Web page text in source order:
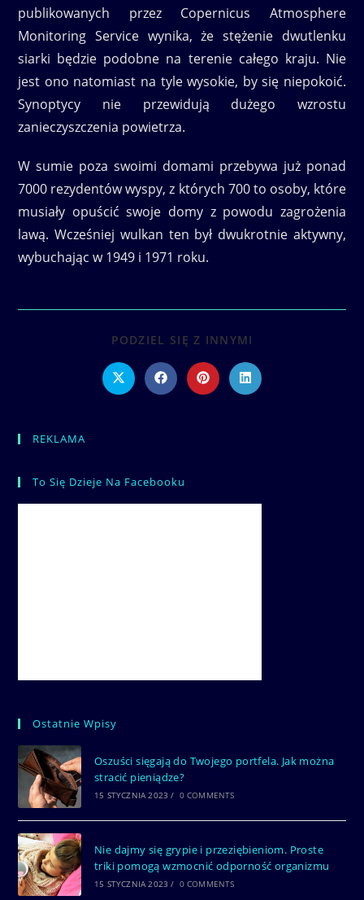
publikowanych przez Copernicus Atmosphere
Monitoring Service wynika, że stężenie dwutlenku
siarki będzie podobne na terenie całego kraju. Nie
jest ono natomiast na tyle wysokie, by się niepokoić.
Synoptycy nie przewidują dużego wzrostu
zanieczyszczenia powietrza.
W sumie poza swoimi domami przebywa już ponad
7000 rezydentów wyspy, z których 700 to osoby, które
musiały opuścić swoje domy z powodu zagrożenia
lawą. Wcześniej wulkan ten był dwukrotnie aktywny,
wybuchając w 1949 i 1971 roku.
PODZIEL SIĘ Z INNYMI
CONTENT
Opens
in
Opens
in
Opens
in
Opens
in
REKLAMA
To Się Dzieje Na Facebooku
Ostatnie Wpisy
Oszuści sięgają do Twojego portfela. Jak można
stracić pieniądze?
15 STYCZNIA 2023 / 0 COMMENTS
Nie dajmy się grypie i przeziębieniom. Proste
triki pomogą wzmocnić odporność organizmu
15 STYCZNIA 2023 / 0 COMMENTS